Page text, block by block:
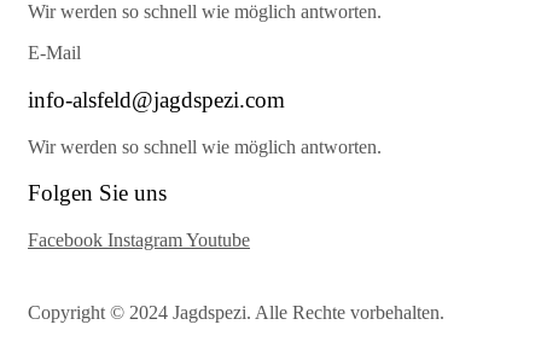
Wir werden so schnell wie möglich antworten.
E-Mail
info-alsfeld@jagdspezi.com
Wir werden so schnell wie möglich antworten.
Folgen Sie uns
Facebook InstagramYoutube
Copyright © 2024 Jagdspezi. Alle Rechte vorbehalten.